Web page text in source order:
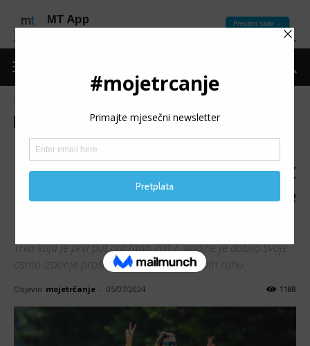
Izdvojeno Trke Izvještaji Video
(VIDEO) 8. IGMANSKI
CENER: Promjene na trasi, uz
manjkavosti, donijele i odlične
Trka koja je prvi put održana 2017. godine je dobila svoje
osmo izdanje prošlog vikenda, ali u novom ruhu.
Objavio mojetrčanje - 05/07/2024 1188